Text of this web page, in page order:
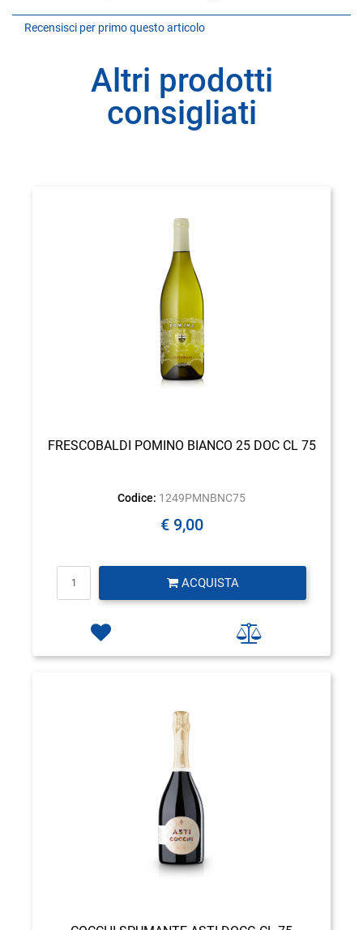
Recensisci per primo questo articolo
Altri prodotti
consigliati
FRESCOBALDI POMINO BIANCO 25 DOC CL 75
Codice: 1249PMNBNC75
€ 9,00
ACQUISTA